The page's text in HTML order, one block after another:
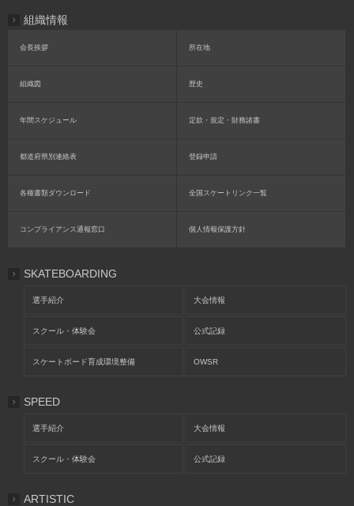
組織情報
会長挨拶 所在地
組織図 歴史
年間スケジュール 定款・規定・財務諸書
都道府県別連絡表 登録申請
各種書類ダウンロード 全国スケートリンク一覧
コンプライアンス通報窓口 個人情報保護方針
SKATEBOARDING
選手紹介 大会情報
スクール・体験会 公式記録
スケートボード育成環境整備 OWSR
SPEED
選手紹介 大会情報
スクール・体験会 公式記録
ARTISTIC